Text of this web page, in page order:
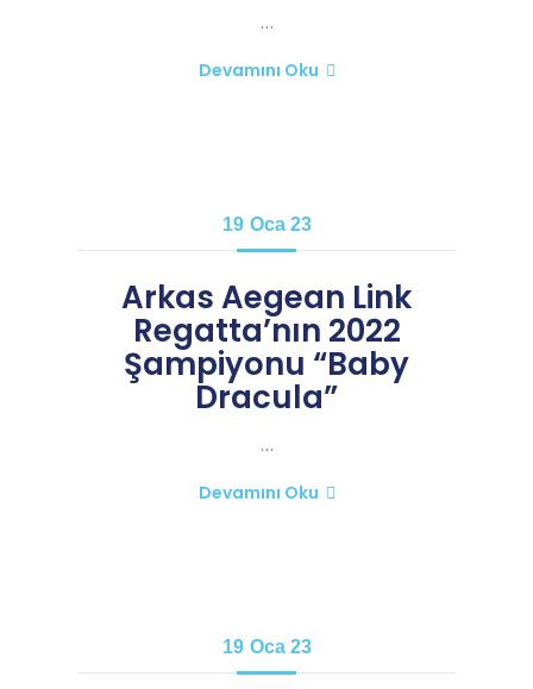
…
Devamını Oku
19 Oca 23
Arkas Aegean Link
Regatta’nın 2022
Şampiyonu “Baby
Dracula”
…
Devamını Oku
19 Oca 23